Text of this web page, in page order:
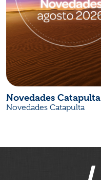
Novedades Catapulta
Novedades Catapulta